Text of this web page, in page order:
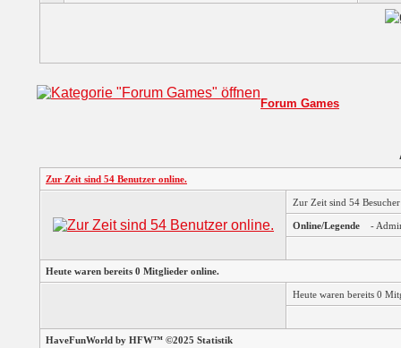
Forum Games
Zur Zeit sind 54 Benutzer online.
Zur Zeit sind 54
Online/Legende -
Heute waren bereits 0 Mitglieder online.
Heute waren bereits 0
HaveFunWorld by HFW™ ©2025 Statistik